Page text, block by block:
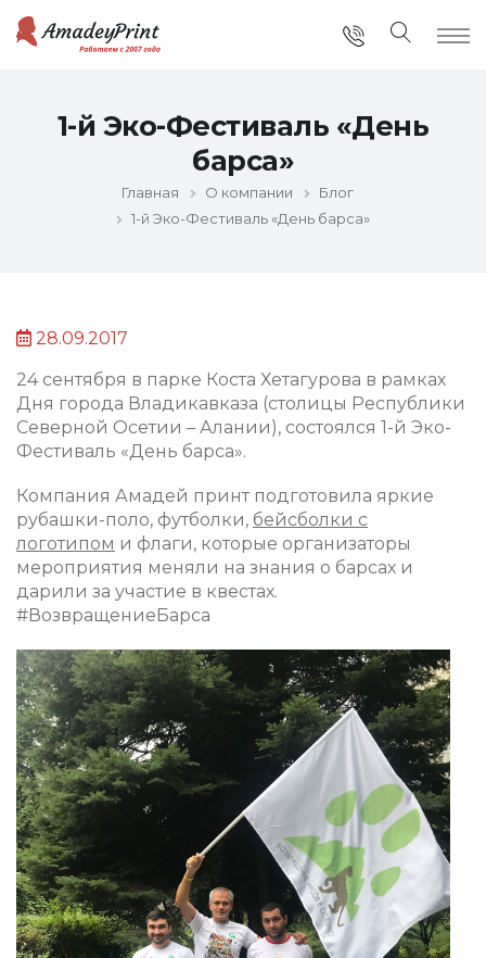
1-й Эко-Фестиваль «День
барса»
Главная О компании
Блог
1-й Эко-Фестиваль «День барса»
28.09.2017
24 сентября в парке Коста Хетагурова в рамках
Дня города Владикавказа (столицы Республики
Северной Осетии – Алании), состоялся 1-й Эко-
Фестиваль «День барса».
Компания Амадей принт подготовила яркие
рубашки-поло, футболки, бейсболки с
логотипом и флаги, которые организаторы
мероприятия меняли на знания о барсах и
дарили за участие в квестах.
#ВозвращениеБарса